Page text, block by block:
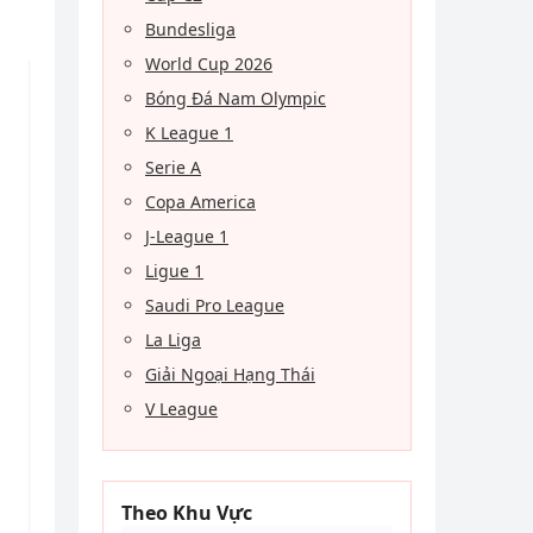
Bundesliga
World Cup 2026
Bóng Đá Nam Olympic
K League 1
Serie A
Copa America
J-League 1
Ligue 1
Saudi Pro League
La Liga
Giải Ngoại Hạng Thái
V League
Theo Khu Vực